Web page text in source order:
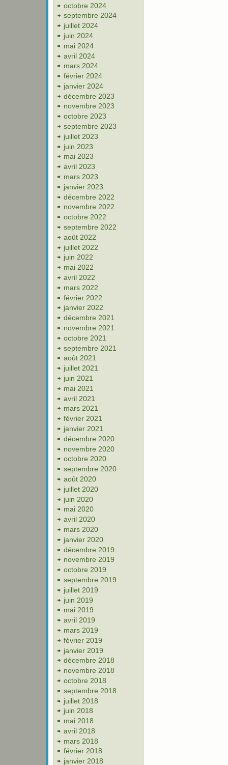
octobre 2024
septembre 2024
juillet 2024
juin 2024
mai 2024
avril 2024
mars 2024
février 2024
janvier 2024
décembre 2023
novembre 2023
octobre 2023
septembre 2023
juillet 2023
juin 2023
mai 2023
avril 2023
mars 2023
janvier 2023
décembre 2022
novembre 2022
octobre 2022
septembre 2022
août 2022
juillet 2022
juin 2022
mai 2022
avril 2022
mars 2022
février 2022
janvier 2022
décembre 2021
novembre 2021
octobre 2021
septembre 2021
août 2021
juillet 2021
juin 2021
mai 2021
avril 2021
mars 2021
février 2021
janvier 2021
décembre 2020
novembre 2020
octobre 2020
septembre 2020
août 2020
juillet 2020
juin 2020
mai 2020
avril 2020
mars 2020
janvier 2020
décembre 2019
novembre 2019
octobre 2019
septembre 2019
juillet 2019
juin 2019
mai 2019
avril 2019
mars 2019
février 2019
janvier 2019
décembre 2018
novembre 2018
octobre 2018
septembre 2018
juillet 2018
juin 2018
mai 2018
avril 2018
mars 2018
février 2018
janvier 2018